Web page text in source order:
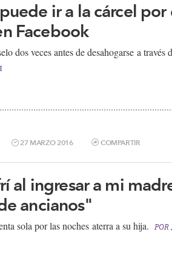
ir a la cárcel
Facebook
dos veces antes de desahogarse a través
27 MARZO 2016 COMPARTIR
al ingresar a mi
ancianos"
sola por las noches aterra a su hija.​ POR